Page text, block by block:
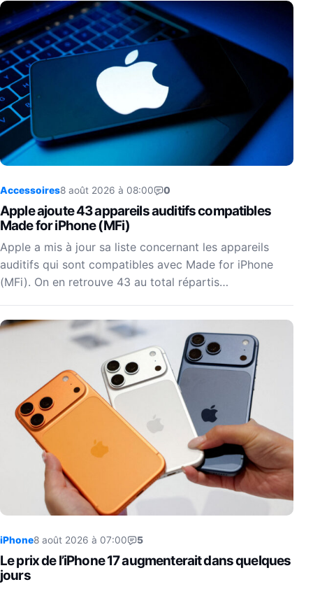
Accessoires8 août 2026 à 08:00 0
Apple ajoute 43 appareils auditifs compatibles
Made for iPhone (MFi)
Apple a mis à jour sa liste concernant les appareils
auditifs qui sont compatibles avec Made for iPhone
(MFi). On en retrouve 43 au total répartis…
iPhone8 août 2026 à 07:00 5
Le prix de l’iPhone 17 augmenterait dans quelques
jours